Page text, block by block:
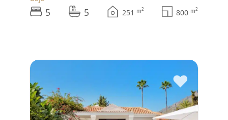
5 5 251 m2 800 m2
♥